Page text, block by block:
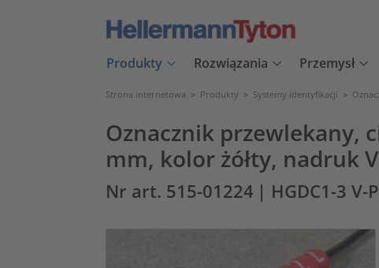
Produkty Rozwiązania Przemysł
Strona internetowa > Produkty > Systemy identyfikacji >
Oznacznik przewlekany,
mm, kolor żółty, nadruk V
Nr art. 515-01224 | HGDC1-3 V-